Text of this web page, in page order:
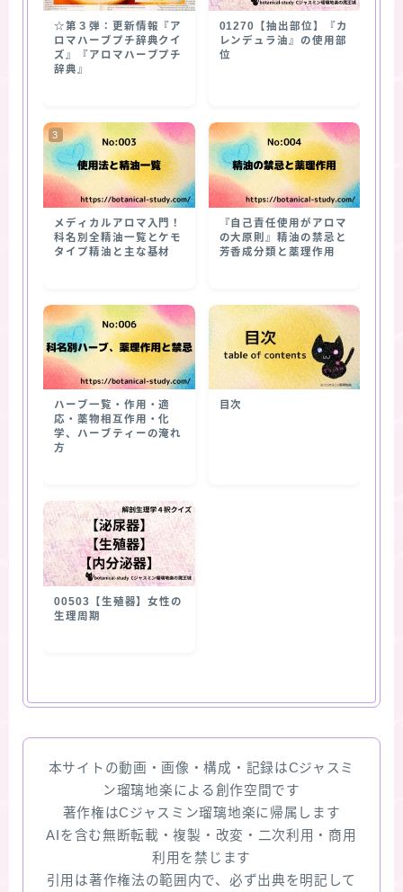
☆第３弾：更新情報『ア
ロマハーブプチ辞典クイ
ズ』『アロマハーブプチ
辞典』
01270【抽出部位】『カ
レンデュラ油』の使用部
位
メディカルアロマ入門！
科名別全精油一覧とケモ
タイプ精油と主な基材
『自己責任使用がアロマ
の大原則』精油の禁忌と
芳香成分類と薬理作用
ハーブ一覧・作用・適
応・薬物相互作用・化
学、ハーブティーの淹れ
方
目次
00503【生殖器】女性の
生理周期
本サイトの動画・画像・構成・記録はCジャスミ
ン瑠璃地楽による創作空間です
著作権はCジャスミン瑠璃地楽に帰属します
AIを含む無断転載・複製・改変・二次利用・商用
利用を禁じます
引用は著作権法の範囲内で、必ず出典を明記して